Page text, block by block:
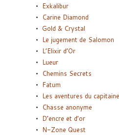
Exkalibur
Carine Diamond
Gold & Crystal
Le jugement de Salomon
L’Elixir d’Or
Lueur
Chemins Secrets
Fatum
Les aventures du
Chasse anonyme
D’encre et d’or
N-Zone Quest